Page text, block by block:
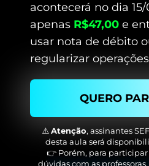
acontecerá no dia
apenas R$47,00 e
usar nota de débito
regularizar
QUERO
⚠️Atenção, assinantes
desta aula será
👉 Porém, para participar
dúvidas com as